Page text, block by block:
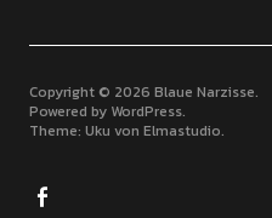
Copyright © 2026 Blaue Narzisse
Powered by WordPress
Theme: Uku von Elmastudio